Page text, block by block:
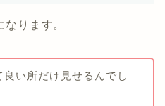
ります。
良い所だけ見せるんでし